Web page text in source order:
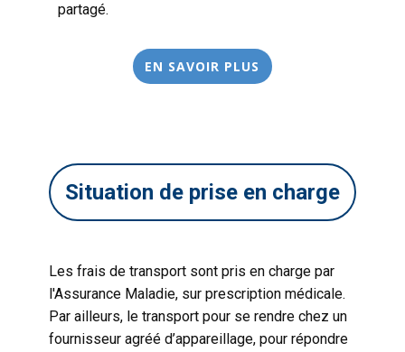
partagé.
EN SAVOIR PLUS
Situation de prise en charge
Les frais de transport sont pris en charge par
l'Assurance Maladie, sur prescription médicale.
Par ailleurs, le transport pour se rendre chez un
fournisseur agréé d’appareillage, pour répondre